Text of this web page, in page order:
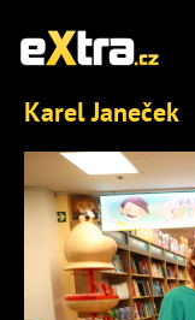
Karel Janeček